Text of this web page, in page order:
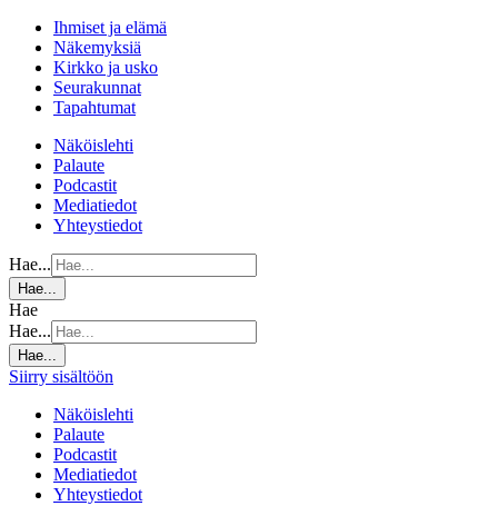
Ihmiset ja elämä
Näkemyksiä
Kirkko ja usko
Seurakunnat
Tapahtumat
Näköislehti
Palaute
Podcastit
Mediatiedot
Yhteystiedot
Hae...
Hae...
Hae
Hae...
Hae...
Siirry sisältöön
Näköislehti
Palaute
Podcastit
Mediatiedot
Yhteystiedot